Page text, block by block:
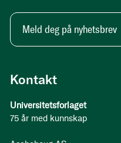
Kontakt
Universitetsforlaget
75 år med kunnskap
Meld deg på nyhetsbrev